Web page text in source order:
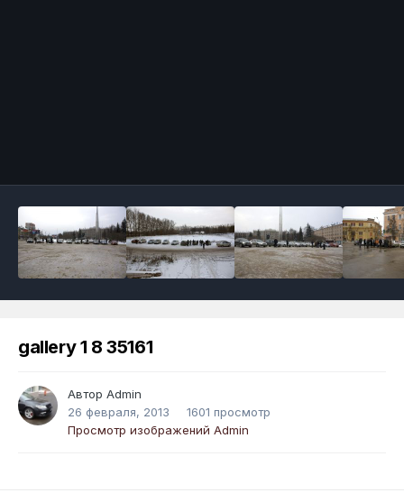
gallery 1 8 35161
Автор Admin
26 февраля, 2013
1601 просмотр
Просмотр изображений Admin